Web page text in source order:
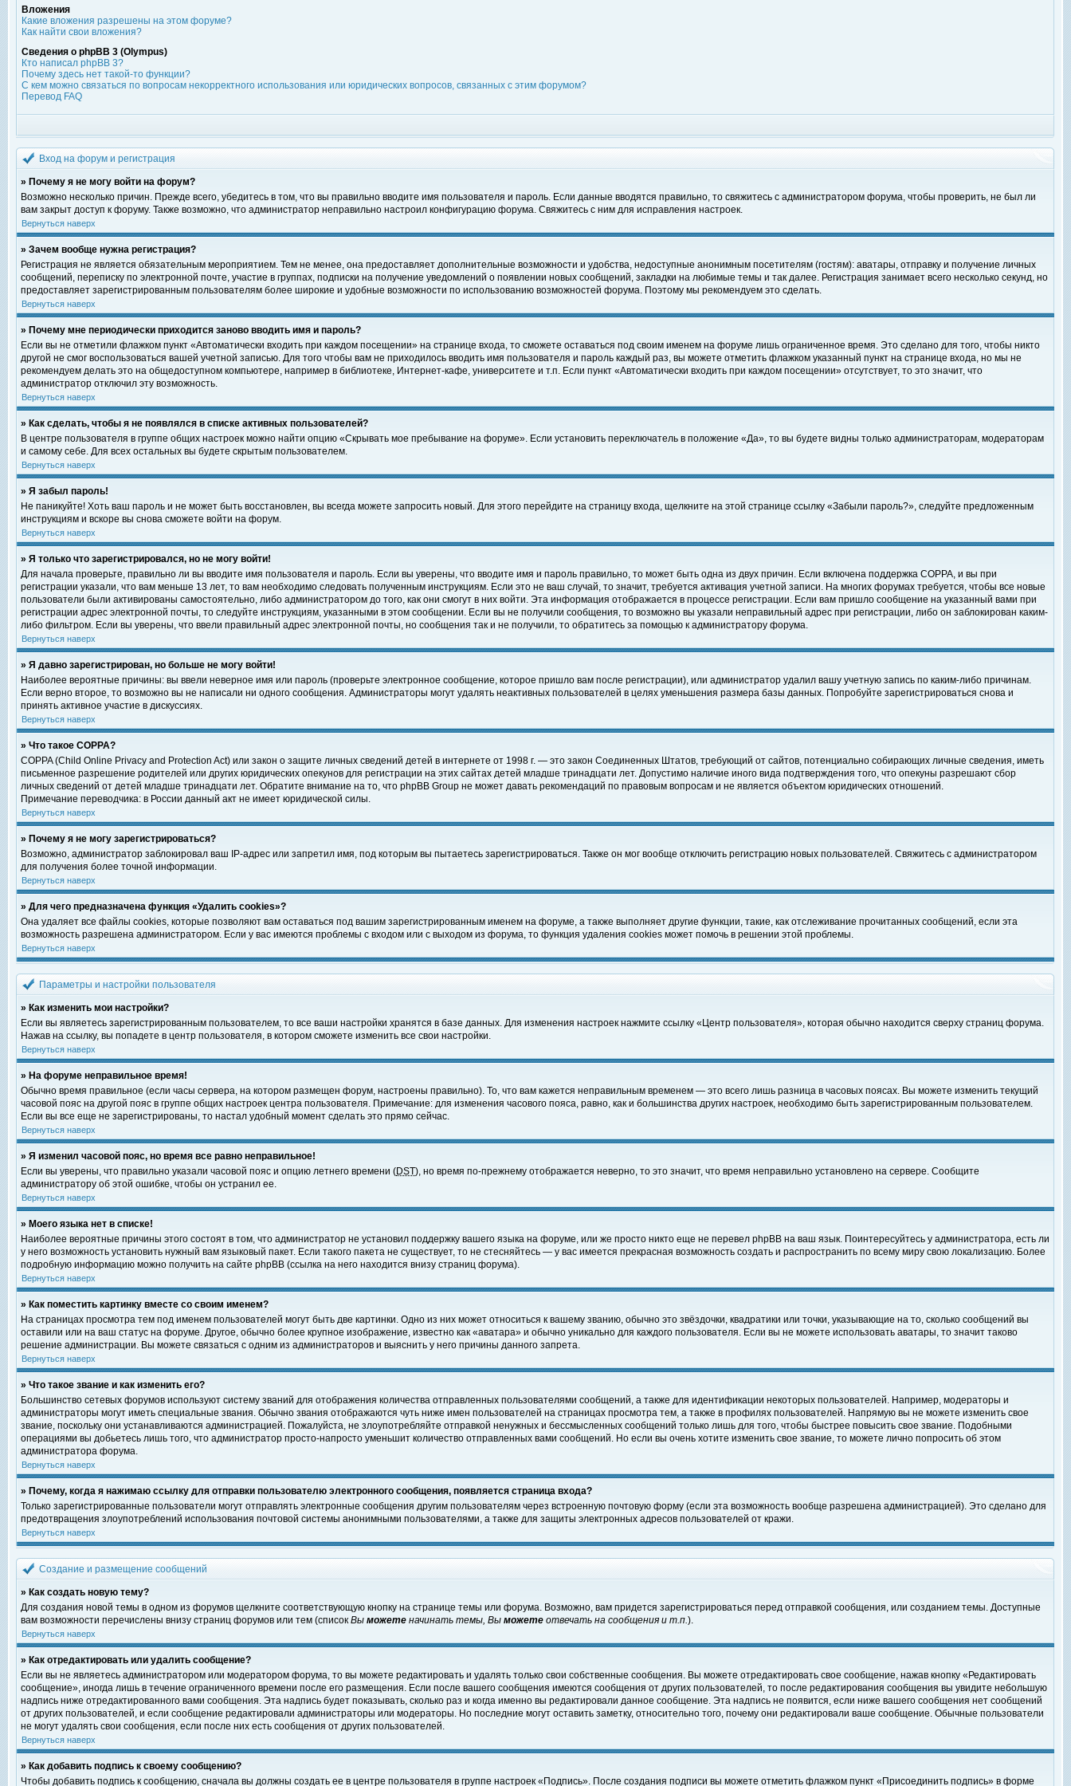
Вложения
Какие вложения разрешены на этом форуме?
Как найти свои вложения?
Сведения о phpBB 3 (Olympus)
Кто написал phpBB 3?
Почему здесь нет такой-то функции?
С кем можно связаться по вопросам некорректного использования или юридических вопросов, связанных с этим форумом?
Перевод FAQ
Вход на форум и регистрация
» Почему я не могу войти на форум?
Возможно несколько причин. Прежде всего, убедитесь в том, что вы правильно вводите имя пользователя и пароль. Если данные вводятся правильно, то свяжитесь с администратором форума, чтобы проверить, не был ли
вам закрыт доступ к форуму. Также возможно, что администратор неправильно настроил конфигурацию форума. Свяжитесь с ним для исправления настроек.
Вернуться наверх
» Зачем вообще нужна регистрация?
Регистрация не является обязательным мероприятием. Тем не менее, она предоставляет дополнительные возможности и удобства, недоступные анонимным посетителям (гостям): аватары, отправку и получение личных
сообщений, переписку по электронной почте, участие в группах, подписки на получение уведомлений о появлении новых сообщений, закладки на любимые темы и так далее. Регистрация занимает всего несколько секунд, но
предоставляет зарегистрированным пользователям более широкие и удобные возможности по использованию возможностей форума. Поэтому мы рекомендуем это сделать.
Вернуться наверх
» Почему мне периодически приходится заново вводить имя и пароль?
Если вы не отметили флажком пункт «Автоматически входить при каждом посещении» на странице входа, то сможете оставаться под своим именем на форуме лишь ограниченное время. Это сделано для того, чтобы никто
другой не смог воспользоваться вашей учетной записью. Для того чтобы вам не приходилось вводить имя пользователя и пароль каждый раз, вы можете отметить флажком указанный пункт на странице входа, но мы не
рекомендуем делать это на общедоступном компьютере, например в библиотеке, Интернет-кафе, университете и т.п. Если пункт «Автоматически входить при каждом посещении» отсутствует, то это значит, что
администратор отключил эту возможность.
Вернуться наверх
» Как сделать, чтобы я не появлялся в списке активных пользователей?
В центре пользователя в группе общих настроек можно найти опцию «Скрывать мое пребывание на форуме». Если установить переключатель в положение «Да», то вы будете видны только администраторам, модераторам
и самому себе. Для всех остальных вы будете скрытым пользователем.
Вернуться наверх
» Я забыл пароль!
Не паникуйте! Хоть ваш пароль и не может быть восстановлен, вы всегда можете запросить новый. Для этого перейдите на страницу входа, щелкните на этой странице ссылку «Забыли пароль?», следуйте предложенным
инструкциям и вскоре вы снова сможете войти на форум.
Вернуться наверх
» Я только что зарегистрировался, но не могу войти!
Для начала проверьте, правильно ли вы вводите имя пользователя и пароль. Если вы уверены, что вводите имя и пароль правильно, то может быть одна из двух причин. Если включена поддержка COPPA, и вы при
регистрации указали, что вам меньше 13 лет, то вам необходимо следовать полученным инструкциям. Если это не ваш случай, то значит, требуется активация учетной записи. На многих форумах требуется, чтобы все новые
пользователи были активированы самостоятельно, либо администратором до того, как они смогут в них войти. Эта информация отображается в процессе регистрации. Если вам пришло сообщение на указанный вами при
регистрации адрес электронной почты, то следуйте инструкциям, указанными в этом сообщении. Если вы не получили сообщения, то возможно вы указали неправильный адрес при регистрации, либо он заблокирован каким-
либо фильтром. Если вы уверены, что ввели правильный адрес электронной почты, но сообщения так и не получили, то обратитесь за помощью к администратору форума.
Вернуться наверх
» Я давно зарегистрирован, но больше не могу войти!
Наиболее вероятные причины: вы ввели неверное имя или пароль (проверьте электронное сообщение, которое пришло вам после регистрации), или администратор удалил вашу учетную запись по каким-либо причинам.
Если верно второе, то возможно вы не написали ни одного сообщения. Администраторы могут удалять неактивных пользователей в целях уменьшения размера базы данных. Попробуйте зарегистрироваться снова и
принять активное участие в дискуссиях.
Вернуться наверх
» Что такое COPPA?
COPPA (Child Online Privacy and Protection Act) или закон о защите личных сведений детей в интернете от 1998 г. — это закон Соединенных Штатов, требующий от сайтов, потенциально собирающих личные сведения, иметь
письменное разрешение родителей или других юридических опекунов для регистрации на этих сайтах детей младше тринадцати лет. Допустимо наличие иного вида подтверждения того, что опекуны разрешают сбор
личных сведений от детей младше тринадцати лет. Обратите внимание на то, что phpBB Group не может давать рекомендаций по правовым вопросам и не является объектом юридических отношений.
Примечание переводчика: в России данный акт не имеет юридической силы.
Вернуться наверх
» Почему я не могу зарегистрироваться?
Возможно, администратор заблокировал ваш IP-адрес или запретил имя, под которым вы пытаетесь зарегистрироваться. Также он мог вообще отключить регистрацию новых пользователей. Свяжитесь с администратором
для получения более точной информации.
Вернуться наверх
» Для чего предназначена функция «Удалить cookies»?
Она удаляет все файлы cookies, которые позволяют вам оставаться под вашим зарегистрированным именем на форуме, а также выполняет другие функции, такие, как отслеживание прочитанных сообщений, если эта
возможность разрешена администратором. Если у вас имеются проблемы с входом или с выходом из форума, то функция удаления cookies может помочь в решении этой проблемы.
Вернуться наверх
Параметры и настройки пользователя
» Как изменить мои настройки?
Если вы являетесь зарегистрированным пользователем, то все ваши настройки хранятся в базе данных. Для изменения настроек нажмите ссылку «Центр пользователя», которая обычно находится сверху страниц форума.
Нажав на ссылку, вы попадете в центр пользователя, в котором сможете изменить все свои настройки.
Вернуться наверх
» На форуме неправильное время!
Обычно время правильное (если часы сервера, на котором размещен форум, настроены правильно). То, что вам кажется неправильным временем — это всего лишь разница в часовых поясах. Вы можете изменить текущий
часовой пояс на другой пояс в группе общих настроек центра пользователя. Примечание: для изменения часового пояса, равно, как и большинства других настроек, необходимо быть зарегистрированным пользователем.
Если вы все еще не зарегистрированы, то настал удобный момент сделать это прямо сейчас.
Вернуться наверх
» Я изменил часовой пояс, но время все равно неправильное!
Если вы уверены, что правильно указали часовой пояс и опцию летнего времени (DST), но время по-прежнему отображается неверно, то это значит, что время неправильно установлено на сервере. Сообщите
администратору об этой ошибке, чтобы он устранил ее.
Вернуться наверх
» Моего языка нет в списке!
Наиболее вероятные причины этого состоят в том, что администратор не установил поддержку вашего языка на форуме, или же просто никто еще не перевел phpBB на ваш язык. Поинтересуйтесь у администратора, есть ли
у него возможность установить нужный вам языковый пакет. Если такого пакета не существует, то не стесняйтесь — у вас имеется прекрасная возможность создать и распространить по всему миру свою локализацию. Более
подробную информацию можно получить на сайте phpBB (ссылка на него находится внизу страниц форума).
Вернуться наверх
» Как поместить картинку вместе со своим именем?
На страницах просмотра тем под именем пользователей могут быть две картинки. Одно из них может относиться к вашему званию, обычно это звёздочки, квадратики или точки, указывающие на то, сколько сообщений вы
оставили или на ваш статус на форуме. Другое, обычно более крупное изображение, известно как «аватара» и обычно уникально для каждого пользователя. Если вы не можете использовать аватары, то значит таково
решение администрации. Вы можете связаться с одним из администраторов и выяснить у него причины данного запрета.
Вернуться наверх
» Что такое звание и как изменить его?
Большинство сетевых форумов используют систему званий для отображения количества отправленных пользователями сообщений, а также для идентификации некоторых пользователей. Например, модераторы и
администраторы могут иметь специальные звания. Обычно звания отображаются чуть ниже имен пользователей на страницах просмотра тем, а также в профилях пользователей. Напрямую вы не можете изменить свое
звание, поскольку они устанавливаются администрацией. Пожалуйста, не злоупотребляйте отправкой ненужных и бессмысленных сообщений только лишь для того, чтобы быстрее повысить свое звание. Подобными
операциями вы добьетесь лишь того, что администратор просто-напросто уменьшит количество отправленных вами сообщений. Но если вы очень хотите изменить свое звание, то можете лично попросить об этом
администратора форума.
Вернуться наверх
» Почему, когда я нажимаю ссылку для отправки пользователю электронного сообщения, появляется страница входа?
Только зарегистрированные пользователи могут отправлять электронные сообщения другим пользователям через встроенную почтовую форму (если эта возможность вообще разрешена администрацией). Это сделано для
предотвращения злоупотреблений использования почтовой системы анонимными пользователями, а также для защиты электронных адресов пользователей от кражи.
Вернуться наверх
Создание и размещение сообщений
» Как создать новую тему?
Для создания новой темы в одном из форумов щелкните соответствующую кнопку на странице темы или форума. Возможно, вам придется зарегистрироваться перед отправкой сообщения, или созданием темы. Доступные
вам возможности перечислены внизу страниц форумов или тем (список Вы можете начинать темы, Вы можете отвечать на сообщения и т.п.).
Вернуться наверх
» Как отредактировать или удалить сообщение?
Если вы не являетесь администратором или модератором форума, то вы можете редактировать и удалять только свои собственные сообщения. Вы можете отредактировать свое сообщение, нажав кнопку «Редактировать
сообщение», иногда лишь в течение ограниченного времени после его размещения. Если после вашего сообщения имеются сообщения от других пользователей, то после редактирования сообщения вы увидите небольшую
надпись ниже отредактированного вами сообщения. Эта надпись будет показывать, сколько раз и когда именно вы редактировали данное сообщение. Эта надпись не появится, если ниже вашего сообщения нет сообщений
от других пользователей, и если сообщение редактировали администраторы или модераторы. Но последние могут оставить заметку, относительно того, почему они редактировали ваше сообщение. Обычные пользователи
не могут удалять свои сообщения, если после них есть сообщения от других пользователей.
Вернуться наверх
» Как добавить подпись к своему сообщению?
Чтобы добавить подпись к сообщению, сначала вы должны создать ее в центре пользователя в группе настроек «Подпись». После создания подписи вы можете отметить флажком пункт «Присоединить подпись» в форме